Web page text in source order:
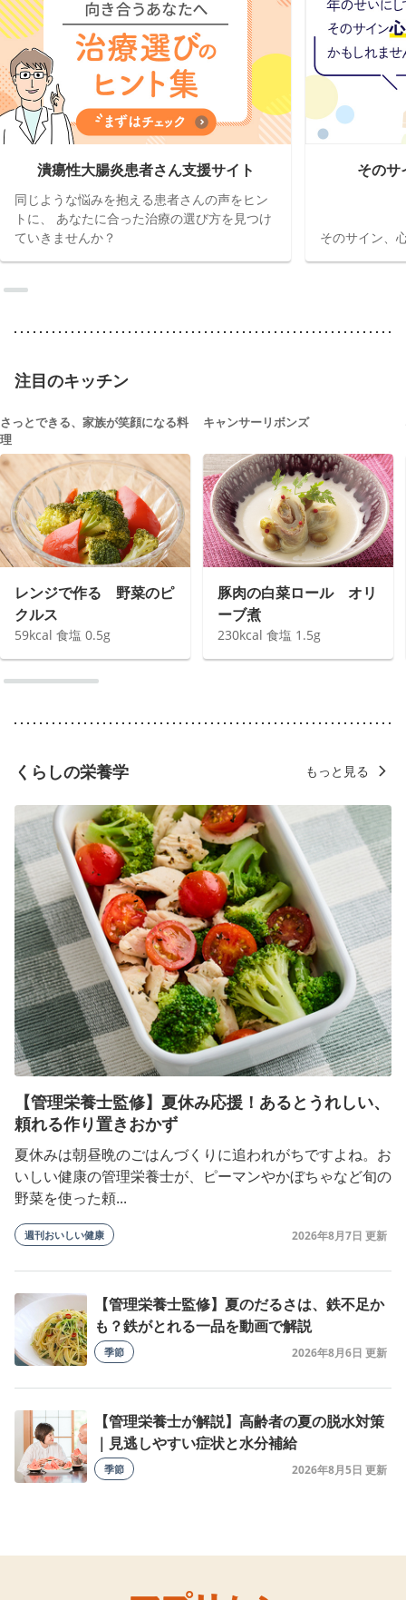
潰瘍性大腸炎患者さん支援サイト
同じような悩みを抱える患者さんの声をヒン
トに、 あなたに合った治療の選び方を見つけ
ていきませんか？
そのサ
そのサイン、
注目のキッチン
さっとできる、家族が笑顔になる料
理
レンジで作る 野菜のピ
クルス
59kcal 食塩 0.5g
キャンサーリボンズ
豚肉の白菜ロール オリ
ーブ煮
230kcal 食塩 1.5g
くらしの栄養学 もっと見る
【管理栄養士監修】夏休み応援！あるとうれしい、
頼れる作り置きおかず
夏休みは朝昼晩のごはんづくりに追われがちですよね。お
いしい健康の管理栄養士が、ピーマンやかぼちゃなど旬の
野菜を使った頼...
週刊おいしい健康 2026年8月7日
【管理栄養士監修】夏のだるさは、鉄不足か
も？鉄がとれる一品を動画で解説
季節 2026年8月6日
【管理栄養士が解説】高齢者の夏の脱水対策
｜見逃しやすい症状と水分補給
季節 2026年8月5日